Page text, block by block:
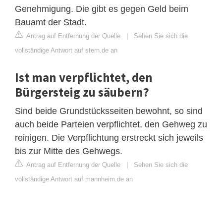
Genehmigung. Die gibt es gegen Geld beim
Bauamt der Stadt.
Antrag auf Entfernung der Quelle | Sehen Sie sich die
vollständige Antwort auf stern.de an
Ist man verpflichtet, den
Bürgersteig zu säubern?
Sind beide Grundstücksseiten bewohnt, so sind
auch beide Parteien verpflichtet, den Gehweg zu
reinigen. Die Verpflichtung erstreckt sich jeweils
bis zur Mitte des Gehwegs.
Antrag auf Entfernung der Quelle | Sehen Sie sich die
vollständige Antwort auf mannheim.de an